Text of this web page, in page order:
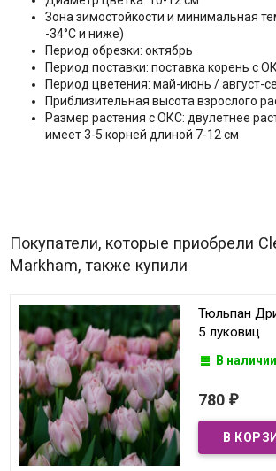
Зона зимостойкости и минимальная
-34°C и ниже)
Период обрезки: октябрь
Период поставки: поставка корень с
Период цветения: май-июнь / август-
Приблизительная высота взрослого
Размер растения с ОКС: двулетнее
имеет 3-5 корней длиной 7-12 см
Покупатели, которые приобрели
Markham, также купили
Тюльпан
5 луковиц
В наличии
780 ₽